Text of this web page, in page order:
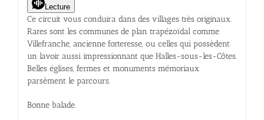
Lecture
Ce circuit vous conduira dans des villages très originaux.
Rares sont les communes de plan trapézoïdal comme
Villefranche, ancienne forteresse, ou celles qui possèdent
un lavoir aussi impressionnant que Halles-sous-les-Côtes.
Belles églises, fermes et monuments mémoriaux
parsèment le parcours.
Bonne balade.